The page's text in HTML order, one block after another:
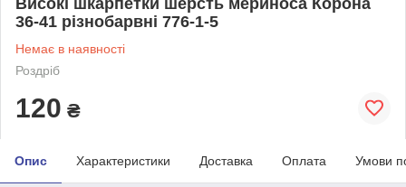
36-41 різнобарвні 776-1-5
Немає в наявності
Роздріб
120 ₴
Опис Характеристики Доставка Оплата Умови